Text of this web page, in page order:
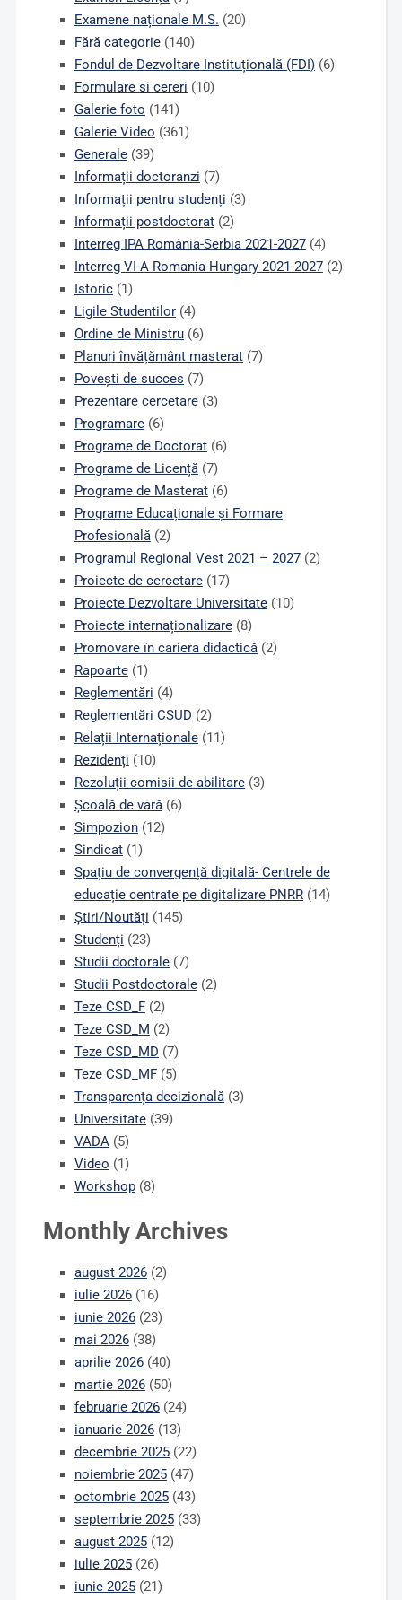
Examene naționale M.S. (20)
Fără categorie(140)
Fondul de Dezvoltare Instituțională (FDI)(6)
Formulare si cereri (10)
Galerie foto (141)
Galerie Video (361)
Generale(39)
Informații doctoranzi (7)
Informații pentru studenți (3)
Informații postdoctorat(2)
Interreg IPA România-Serbia 2021-2027(4)
Interreg VI-A Romania-Hungary 2021-2027(2)
Istoric(1)
Ligile Studentilor(4)
Ordine de Ministru(6)
Planuri învățământ masterat(7)
Povești de succes (7)
Prezentare cercetare(3)
Programare(6)
Programe de Doctorat(6)
Programe de Licență(7)
Programe de Masterat(6)
Programe Educaționale și Formare
Profesională(2)
Programul Regional Vest 2021 – 2027(2)
Proiecte de cercetare(17)
Proiecte Dezvoltare Universitate(10)
Proiecte internaționalizare(8)
Promovare în cariera didactică(2)
Rapoarte(1)
Reglementări (4)
Reglementări CSUD (2)
Relații Internaționale(11)
Rezidenți (10)
Rezoluții comisii de abilitare(3)
Școală de vară(6)
Simpozion(12)
Sindicat(1)
Spațiu de convergență digitală- Centrele de
educație centrate pe digitalizare PNRR(14)
Știri/Noutăți (145)
Studenți (23)
Studii doctorale(7)
Studii Postdoctorale(2)
Teze CSD_F(2)
Teze CSD_M (2)
Teze CSD_MD (7)
Teze CSD_MF(5)
Transparența decizională(3)
Universitate(39)
VADA(5)
Video (1)
Workshop(8)
Monthly Archives
august 2026(2)
iulie 2026(16)
iunie 2026(23)
mai 2026(38)
aprilie 2026(40)
martie 2026(50)
februarie 2026(24)
ianuarie 2026(13)
decembrie 2025(22)
noiembrie 2025(47)
octombrie 2025(43)
septembrie 2025(33)
august 2025(12)
iulie 2025(26)
iunie 2025(21)